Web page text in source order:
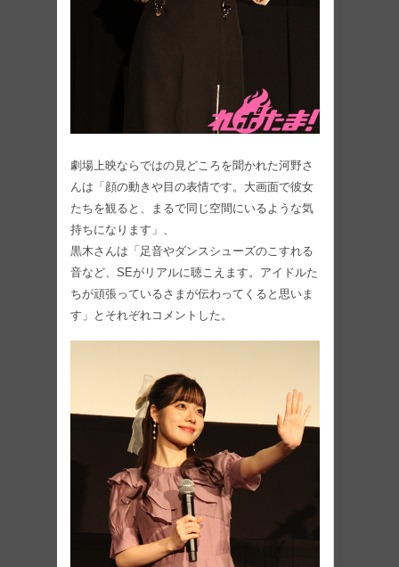
劇場上映ならではの見どころを聞かれた河野さ
んは「顔の動きや目の表情です。大画面で彼女
たちを観ると、まるで同じ空間にいるような気
持ちになります」、
黒木さんは「足音やダンスシューズのこすれる
音など、SEがリアルに聴こえます。アイドルた
ちが頑張っているさまが伝わってくると思いま
す」とそれぞれコメントした。